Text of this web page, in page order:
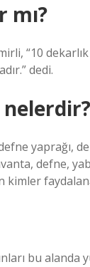
mı?
“10 dekarlık
dedi.
yaprağı,
defne,
kimler
bu alanda